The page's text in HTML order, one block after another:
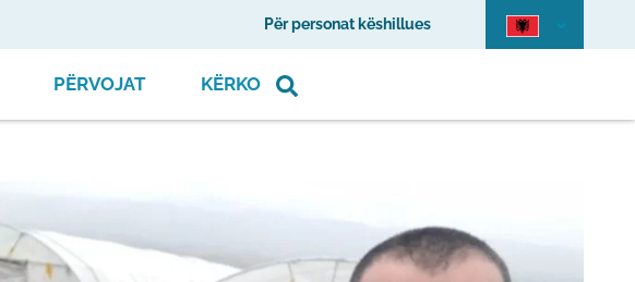
Për personat këshillues
PËRVOJAT KËRKO